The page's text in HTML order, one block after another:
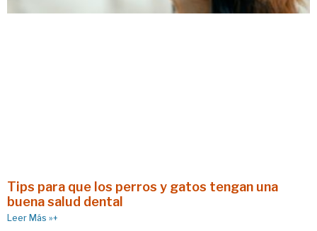
Tips para que los perros y gatos tengan una
buena salud dental
Leer Más »+